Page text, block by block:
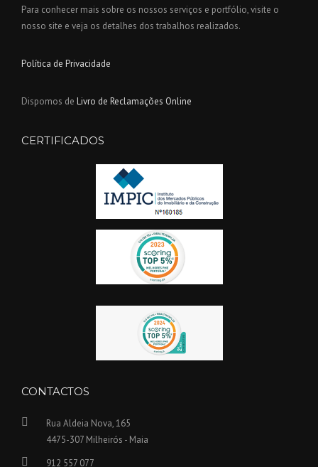
E
D
A
I
L
D
R
Para conhecer mais sobre os nossos serviços e portfólio, visite o
nosso site e veja os detalhes dos trabalhos realizados.
Política de Privacidade
Dispomos de Livro de Reclamações Online
CERTIFICADOS
CONTACTOS
Rua Aldeia Nova, 165
4475-307 Milheirós - Maia
912 557 077